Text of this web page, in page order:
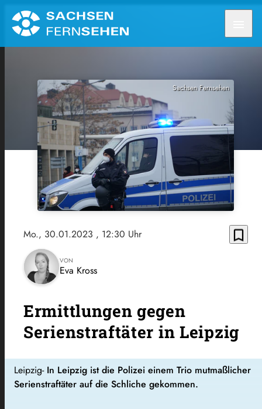
Sachsen Fernsehen
Mo., 30.01.2023 , 12:30 Uhr bookmark_border
VON
Eva Kross
Ermittlungen gegen
Serienstraftäter in Leipzig
Leipzig- In Leipzig ist die Polizei einem Trio mutmaßlicher
Serienstraftäter auf die Schliche gekommen.